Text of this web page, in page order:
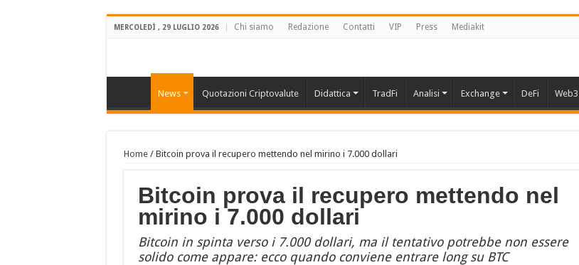
MERCOLEDÌ , 29 LUGLIO 2026 Chi siamo Redazione Contatti VIP Press Mediakit
News Quotazioni Criptovalute Didattica TradFi Analisi Exchange DeFi Web3
Home/ Bitcoin prova il recupero mettendo nel mirino i 7.000 dollari
Bitcoin prova il recupero mettendo nel
mirino i 7.000 dollari
Bitcoin in spinta verso i 7.000 dollari, ma il tentativo potrebbe non essere
solido come appare: ecco quando conviene entrare long su BTC